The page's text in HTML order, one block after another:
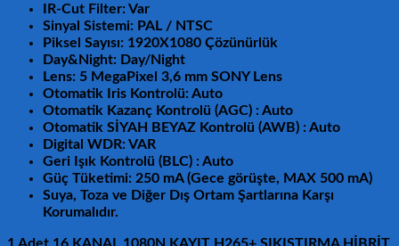
IR-Cut Filter: Var
Sinyal Sistemi: PAL / NTSC
Piksel Sayısı: 1920X1080 Çözünürlük
Day&Night: Day/Night
Lens: 5 MegaPixel 3,6 mm SONY Lens
Otomatik Iris Kontrolü: Auto
Otomatik Kazanç Kontrolü (AGC) : Auto
Otomatik SİYAH BEYAZ Kontrolü (AWB) : Auto
Digital WDR: VAR
Geri Işık Kontrolü (BLC) : Auto
Güç Tüketimi: 250 mA (Gece görüşte, MAX 500 mA)
Suya, Toza ve Diğer Dış Ortam Şartlarına Karşı
Korumalıdır.